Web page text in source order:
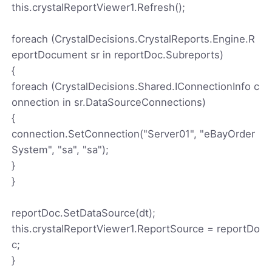
this.crystalReportViewer1.Refresh();
foreach (CrystalDecisions.CrystalReports.Engine.R
eportDocument sr in reportDoc.Subreports)
{
foreach (CrystalDecisions.Shared.IConnectionInfo c
onnection in sr.DataSourceConnections)
{
connection.SetConnection("Server01", "eBayOrder
System", "sa", "sa");
}
}
reportDoc.SetDataSource(dt);
this.crystalReportViewer1.ReportSource = reportDo
c;
}